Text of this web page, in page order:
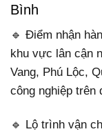
Bình
🔹 Điểm nhận
khu vực lân cận
Vang, Phú Lộc,
công nghiệp trên
🔹 Lộ trình vận